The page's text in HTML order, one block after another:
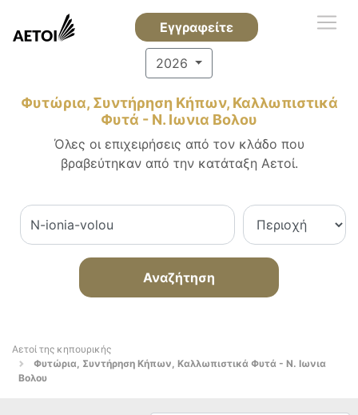
Εγγραφείτε
2026
Φυτώρια, Συντήρηση Κήπων, Καλλωπιστικά
Φυτά - Ν. Ιωνια Βολου
Όλες οι επιχειρήσεις από τον κλάδο που
βραβεύτηκαν από την κατάταξη Αετοί.
Αναζήτηση
Αετοί της κηπουρικής
Φυτώρια, Συντήρηση Κήπων, Καλλωπιστικά Φυτά - Ν. Ιωνια
Βολου